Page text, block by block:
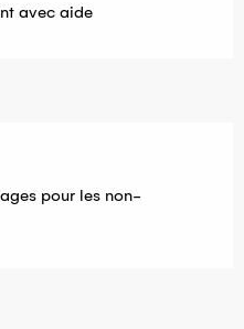
avec aide
pour les non-